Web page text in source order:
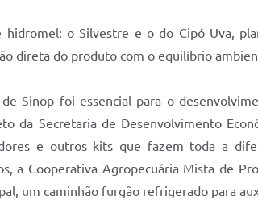
o Silvestre e o do Cipó Uva,
direta do produto com o equilíbrio
Sinop foi essencial para o
da Secretaria de Desenvolvimento
e outros kits que fazem toda a
a Cooperativa Agropecuária Mista de
um caminhão furgão refrigerado para